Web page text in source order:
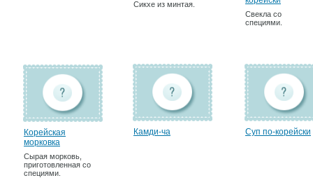
Сикхе из минтая.
Свекла со
специями.
Корейская
морковка
Сырая морковь,
приготовленная со
специями.
Камди-ча Суп по-корейски